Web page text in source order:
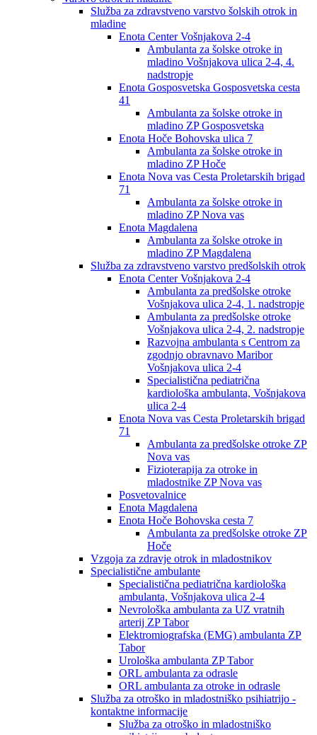
Služba za zdravstveno varstvo šolskih otrok in
mladine
Enota Center Vošnjakova 2-4
Ambulanta za šolske otroke in
mladino Vošnjakova ulica 2-4, 4.
nadstropje
Enota Gosposvetska Gosposvetska cesta
41
Ambulanta za šolske otroke in
mladino ZP Gosposvetska
Enota Hoče Bohovska ulica 7
Ambulanta za šolske otroke in
mladino ZP Hoče
Enota Nova vas Cesta Proletarskih brigad
71
Ambulanta za šolske otroke in
mladino ZP Nova vas
Enota Magdalena
Ambulanta za šolske otroke in
mladino ZP Magdalena
Služba za zdravstveno varstvo predšolskih otrok
Enota Center Vošnjakova 2-4
Ambulanta za predšolske otroke
Vošnjakova ulica 2-4, 1. nadstropje
Ambulanta za predšolske otroke
Vošnjakova ulica 2-4, 2. nadstropje
Razvojna ambulanta s Centrom za
zgodnjo obravnavo Maribor
Vošnjakova ulica 2-4
Specialistična pediatrična
kardiološka ambulanta, Vošnjakova
ulica 2-4
Enota Nova vas Cesta Proletarskih brigad
71
Ambulanta za predšolske otroke ZP
Nova vas
Fizioterapija za otroke in
mladostnike ZP Nova vas
Posvetovalnice
Enota Magdalena
Enota Hoče Bohovska cesta 7
Ambulanta za predšolske otroke ZP
Hoče
Vzgoja za zdravje otrok in mladostnikov
Specialistične ambulante
Specialistična pediatrična kardiološka
ambulanta, Vošnjakova ulica 2-4
Nevrološka ambulanta za UZ vratnih
arterij ZP Tabor
Elektromiografska (EMG) ambulanta ZP
Tabor
Urološka ambulanta ZP Tabor
ORL ambulanta za odrasle
ORL ambulanta za otroke in odrasle
Služba za otroško in mladostniško psihiatrijo -
kontaktne informacije
Služba za otroško in mladostniško